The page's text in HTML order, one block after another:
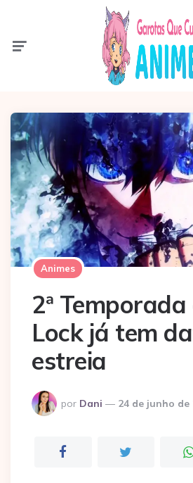
Animes
2ª
Lock já tem
estreia
Postado
por
por Dani 24 de junho de